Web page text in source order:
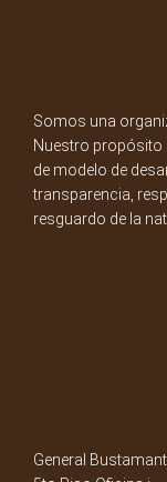
Somos una
Nuestro propósito
de modelo de
transparencia,
resguardo de la
General